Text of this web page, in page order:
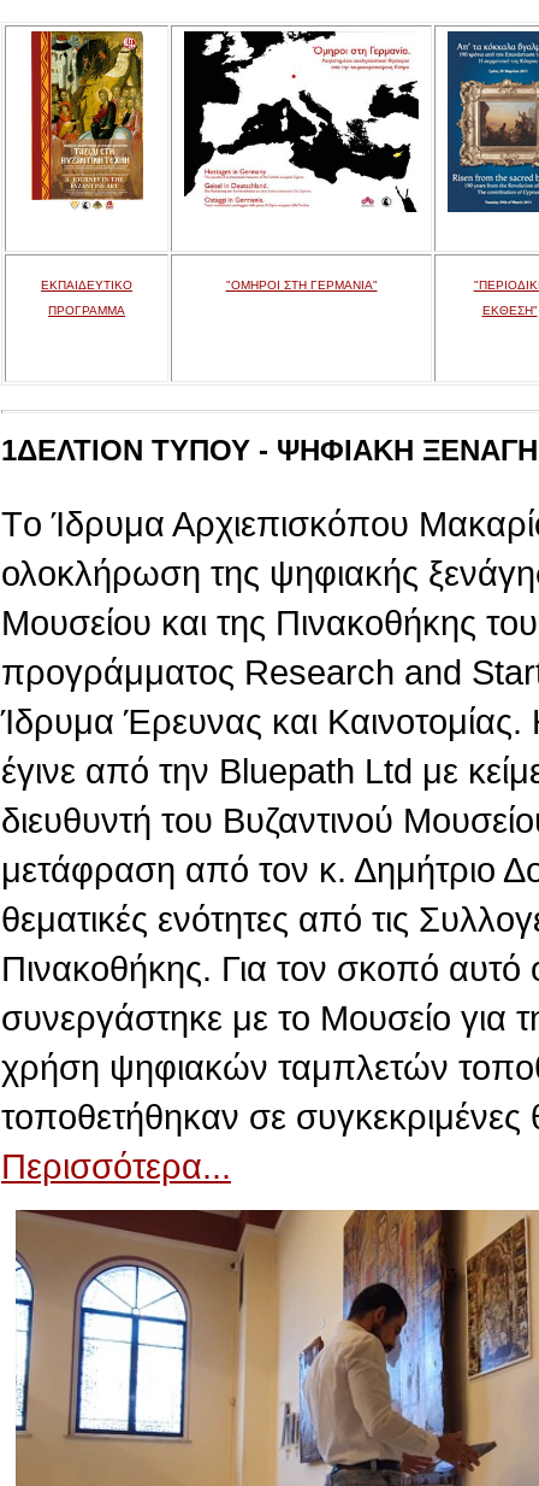
ΕΚΠΑΙΔΕΥΤΙΚΟ
ΠΡΟΓΡΑΜΜΑ
"ΟΜΗΡΟΙ ΣΤΗ ΓΕΡΜΑΝΙΑ"
ΕΚΘΕΣΗ"
1ΔΕΛΤΙΟΝ ΤΥΠΟΥ - ΨΗΦΙΑΚΗ
Tο Ίδρυμα Αρχιεπισκόπου
ολοκλήρωση της ψηφιακής
Μουσείου και της Πινακοθήκης
προγράμματος Research and
Ίδρυμα Έρευνας και
έγινε από την Βluepath Ltd με
διευθυντή του Βυζαντινού
μετάφραση από τον κ. Δημήτριο
θεματικές ενότητες από τις
Πινακοθήκης. Για τον σκοπό
συνεργάστηκε με το Μουσείο για
χρήση ψηφιακών ταμπλετών
τοποθετήθηκαν σε
Περισσότερα...